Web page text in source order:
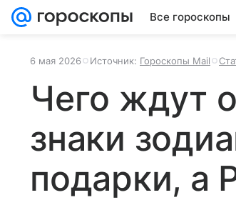
Все гороскопы
6 мая 2026 Источник: Гороскопы Mail
Чего ждут
знаки
подарки, а